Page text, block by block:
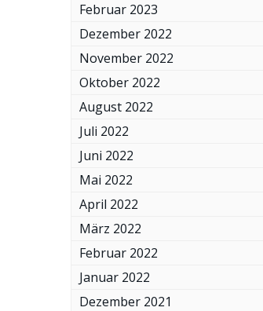
Februar 2023
Dezember 2022
November 2022
Oktober 2022
August 2022
Juli 2022
Juni 2022
Mai 2022
April 2022
März 2022
Februar 2022
Januar 2022
Dezember 2021